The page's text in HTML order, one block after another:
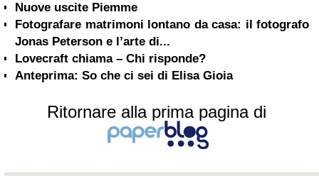
Nuove uscite Piemme
Fotografare matrimoni lontano da casa: il fotografo
Jonas Peterson e l’arte di...
Lovecraft chiama – Chi risponde?
Anteprima: So che ci sei di Elisa Gioia
Ritornare alla prima pagina di